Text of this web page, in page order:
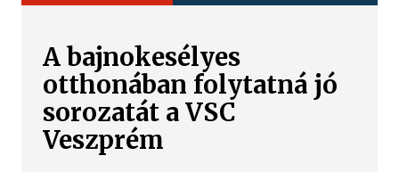
A bajnokesélyes
otthonában folytatná jó
sorozatát a VSC
Veszprém